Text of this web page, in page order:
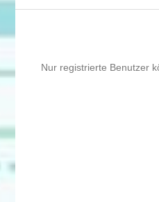
Nur registrierte Benutzer